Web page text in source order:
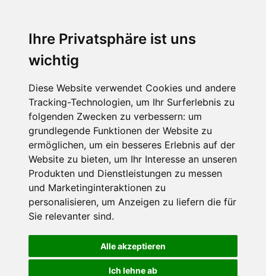
Ihre Privatsphäre ist uns
wichtig
Diese Website verwendet Cookies und andere
Tracking-Technologien, um Ihr Surferlebnis zu
folgenden Zwecken zu verbessern: um
grundlegende Funktionen der Website zu
ermöglichen, um ein besseres Erlebnis auf der
Website zu bieten, um Ihr Interesse an unseren
Produkten und Dienstleistungen zu messen
und Marketinginteraktionen zu
personalisieren, um Anzeigen zu liefern die für
Sie relevanter sind.
Alle akzeptieren
Ich lehne ab